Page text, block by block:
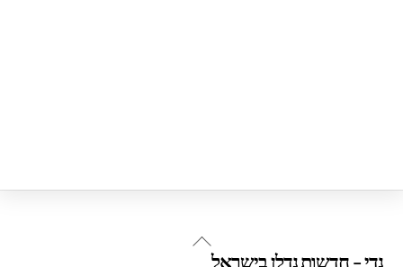
Back
נדי - חדשות נדלן בישראל